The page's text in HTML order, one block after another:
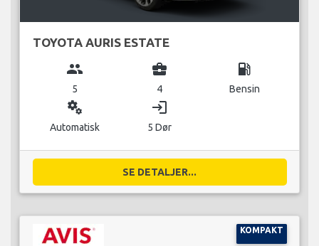
TOYOTA AURIS ESTATE
group
5
business_center
4
local_gas_station
Bensin
miscellaneous_services
Automatisk
login
5 Dør
SE DETALJER...
KOMPAKT